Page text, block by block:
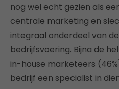
nog wel echt gezien als
centrale marketing en
integraal onderdeel van
bedrijfsvoering. Bijna de
in-house marketeers
bedrijf een specialist in